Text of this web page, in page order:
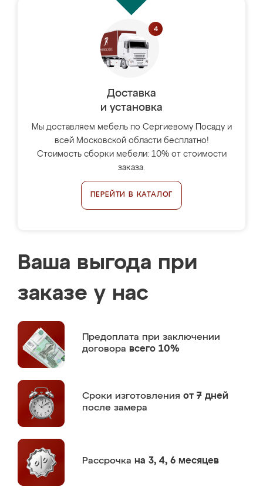
Доставка
и установка
Мы доставляем мебель по Сергиевому Посаду и
всей Московской области бесплатно!
Стоимость сборки мебели: 10% от стоимости
заказа.
ПЕРЕЙТИ В КАТАЛОГ
Ваша выгода при
заказе у нас
Предоплата при заключении
договора всего 10%
Сроки изготовления от 7 дней
после замера
Рассрочка на 3, 4, 6 месяцев